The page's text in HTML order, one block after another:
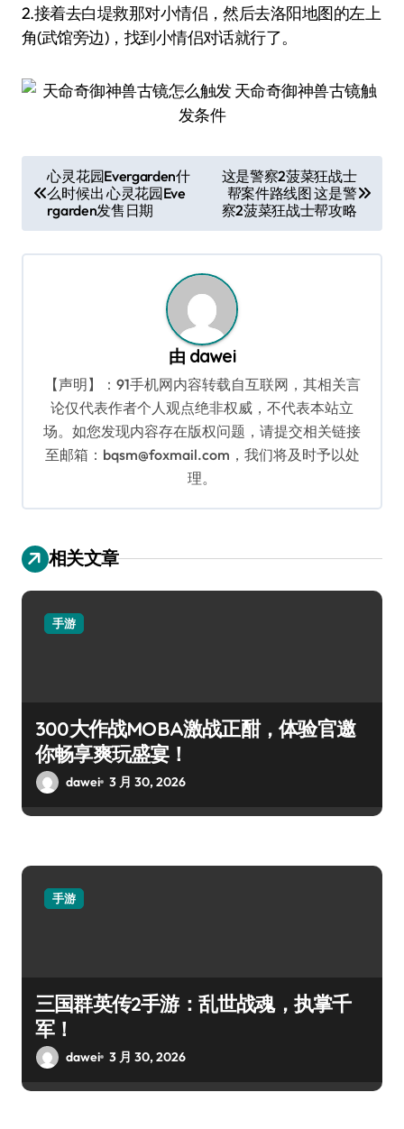
2.接着去白堤救那对小情侣，然后去洛阳地图的左上
角(武馆旁边)，找到小情侣对话就行了。
章
导
航
心灵花园Evergarden什
么时候出 心灵花园Eve
rgarden发售日期
这是警察2菠菜狂战士
帮案件路线图 这是警
察2菠菜狂战士帮攻略
由 dawei
【声明】：91手机网内容转载自互联网，其相关言
论仅代表作者个人观点绝非权威，不代表本站立
场。如您发现内容存在版权问题，请提交相关链接
至邮箱：bqsm@foxmail.com，我们将及时予以处
理。
相关文章
手游
300大作战MOBA激战正酣，体验官邀
你畅享爽玩盛宴！
dawei 3 月 30, 2026
手游
三国群英传2手游：乱世战魂，执掌千
军！
dawei 3 月 30, 2026